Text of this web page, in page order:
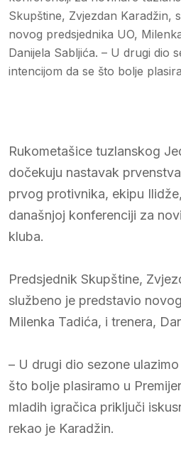
Skupštine, Zvjezdan Karadžin,
novog predsjednika UO,
Danijela Sabljića. – U drugi dio
intencijom da se što bolje
Rukometašice tuzlanskog
dočekuju nastavak
prvog protivnika, ekipu
današnjoj konferenciji za
kluba.
Predsjednik Skupštine,
službeno je predstavio
Milenka Tadića, i trenera,
– U drugi dio sezone
što bolje plasiramo u
mladih igračica priključi
rekao je Karadžin.